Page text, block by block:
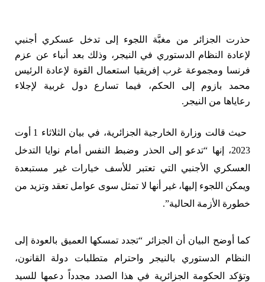
حذرت الجزائر من مغبَّة اللجوء إلى تدخل عسكري أجنبي
لإعادة النظام الدستوري في النيجر، وذلك بعد أنباء عن عزم
فرنسا ومجموعة غرب إفريقيا استعمال القوة لإعادة الرئيس
محمد بازوم إلى الحكم، فيما تسارع دول غربية لإجلاء
رعاياها من النيجر.
حيث قالت وزارة الخارجية الجزائرية، في بيان الثلاثاء 1 أوت
2023، إنها “تدعو إلى الحذر وضبط النفس أمام نوايا التدخل
العسكري الأجنبي التي تعتبر للأسف خيارات غير مستبعدة
ويمكن اللجوء إليها، غير أنها لا تمثل سوى عوامل تعقد وتزيد من
خطورة الأزمة الحالية”.
كما أوضح البيان أن الجزائر “تجدد تمسكها العميق بالعودة إلى
النظام الدستوري بالنيجر واحترام متطلبات دولة القانون،
وتؤكد الحكومة الجزائرية في هذا الصدد مجدداً دعمها للسيد